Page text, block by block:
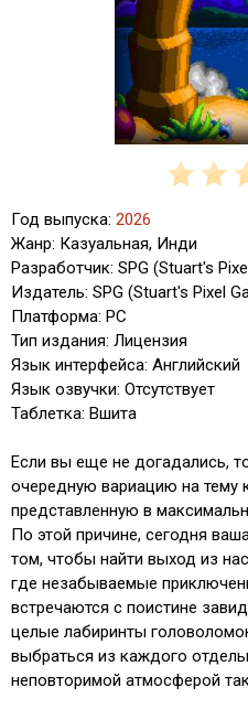
Год выпуска: 2026
Жанр: Казуальная, Инди
Разработчик: SPG (Stuart's
Издатель: SPG (Stuart's Pixel
Платформа: PC
Тип издания: Лицензия
Язык интерфейса: Английский
Язык озвучки: Отсутствует
Таблетка: Вшита
Если вы еще не догадались,
очередную вариацию на тему
представленную в
По этой причине, сегодня
том, чтобы найти выход из
где незабываемые
встречаются с поистине
целые лабиринты
выбраться из каждого
неповторимой атмосферой